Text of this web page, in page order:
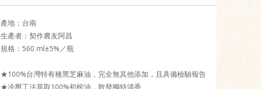
產地：台南
生產者：契作農友阿昌
規格：560 ml±5%／瓶
★100%台灣特有種黑芝麻油，完全無其他添加，且具備檢驗報告
★冷壓工法萃取100%初榨油，散發獨特清香